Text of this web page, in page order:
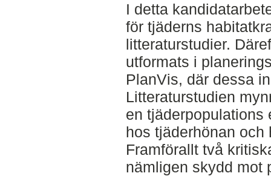
I detta
för tjäderns
litteraturstudier.
utformats i
PlanVis, där dessa
Litteraturstudien
en tjäderpopulations
hos tjäderhönan
Framförallt två
nämligen skydd mot